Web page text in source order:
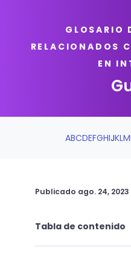
GLOSARIO
RELACIONADOS
EN
ABCDEFGHIJKLM
Publicado ago. 24, 2023
Tabla de contenido